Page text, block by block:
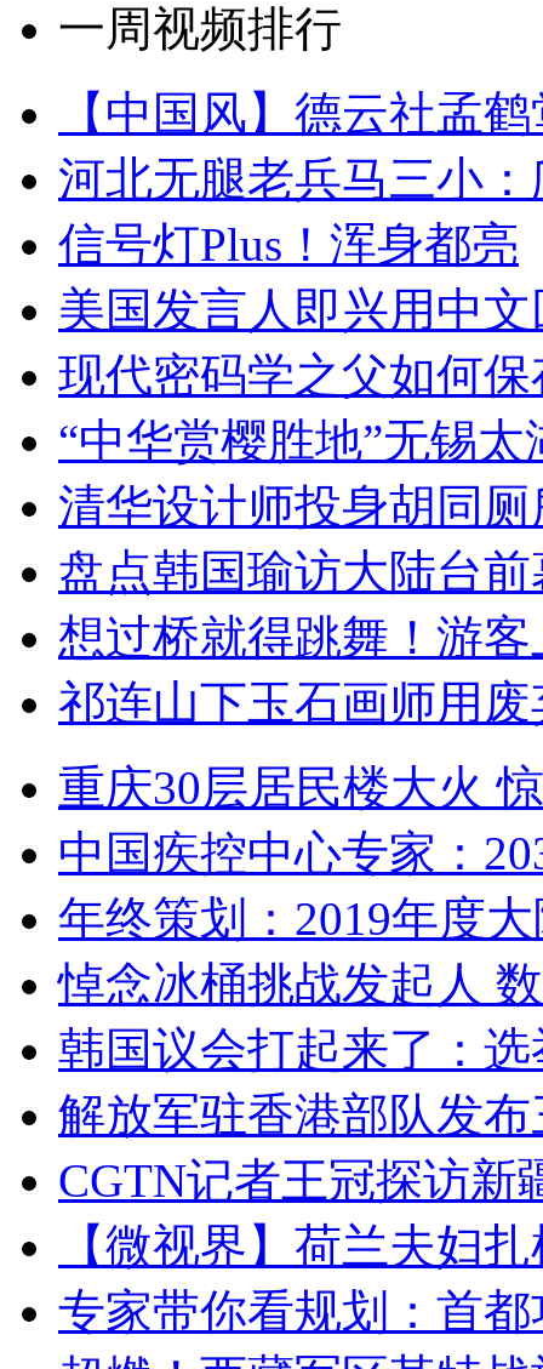
一周视频排行
【中国风】德云社孟
河北无腿老兵马三小
信号灯Plus！浑身都亮
美国发言人即兴用中
现代密码学之父如何
“中华赏樱胜地”无锡
清华设计师投身胡同
盘点韩国瑜访大陆台
想过桥就得跳舞！游客
祁连山下玉石画师用
重庆30层居民楼大火
中国疾控中心专家：
年终策划：2019年度
悼念冰桶挑战发起人
韩国议会打起来了：
解放军驻香港部队发
CGTN记者王冠探访新
【微视界】荷兰夫妇
专家带你看规划：首